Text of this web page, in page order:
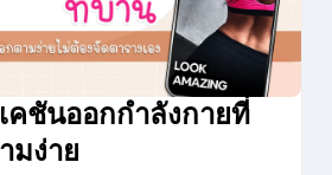
คชันออกกำลังกายที่
มง่าย